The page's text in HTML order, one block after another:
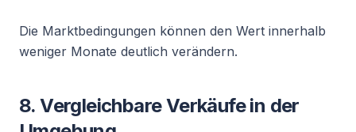
Die Marktbedingungen können den Wert innerhalb
weniger Monate deutlich verändern.
8. Vergleichbare Verkäufe in der